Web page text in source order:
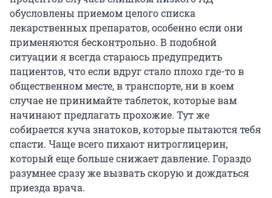
обусловлены приемом целого списка
лекарственных препаратов, особенно если они
применяются бесконтрольно. В подобной
ситуации я всегда стараюсь предупредить
пациентов, что если вдруг стало плохо где-то в
общественном месте, в транспорте, ни в коем
случае не принимайте таблеток, которые вам
начинают предлагать прохожие. Тут же
собирается куча знатоков, которые пытаются тебя
спасти. Чаще всего пихают нитроглицерин,
который еще больше снижает давление. Гораздо
разумнее сразу же вызвать скорую и дождаться
приезда врача.